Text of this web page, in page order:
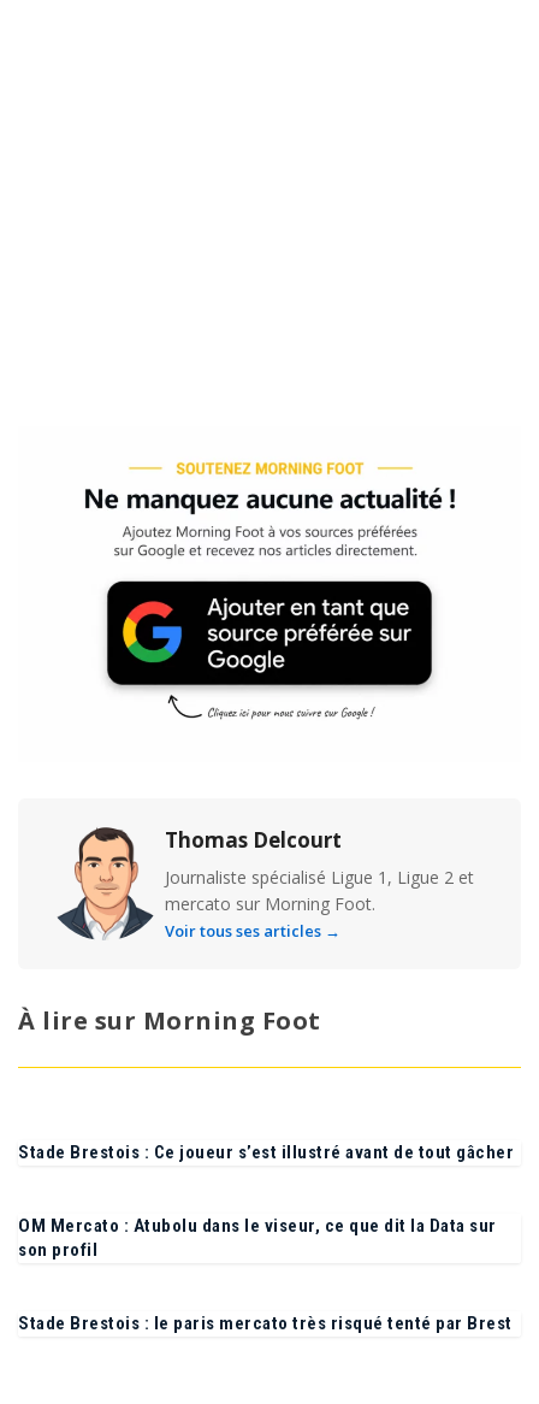
Thomas Delcourt
Journaliste spécialisé Ligue 1, Ligue 2 et
mercato sur Morning Foot.
OM Mercato : Atubolu dans le viseur, ce que dit la Data sur